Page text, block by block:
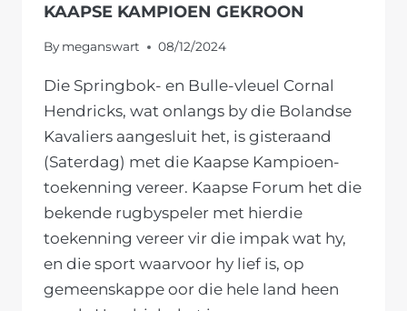
KAAPSE KAMPIOEN GEKROON
By meganswart 08/12/2024
Die Springbok- en Bulle-vleuel Cornal
Hendricks, wat onlangs by die Bolandse
Kavaliers aangesluit het, is gisteraand
(Saterdag) met die Kaapse Kampioen-
toekenning vereer. Kaapse Forum het die
bekende rugbyspeler met hierdie
toekenning vereer vir die impak wat hy,
en die sport waarvoor hy lief is, op
gemeenskappe oor die hele land heen